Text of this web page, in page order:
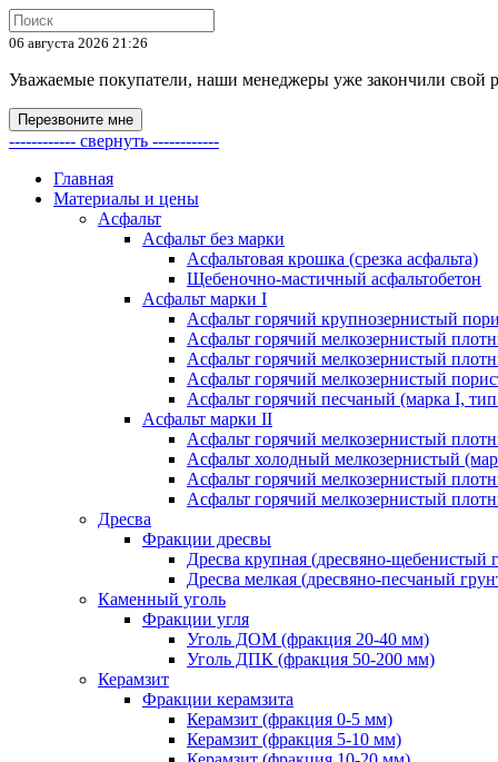
06 августа 2026 21:26
Уважаемые покупатели, наши менеджеры уже закончили свой
Перезвоните мне
------------ свернуть ------------
Главная
Материалы и цены
Асфальт
Асфальт без марки
Асфальтовая крошка (срезка асфальта)
Щебеночно-мастичный асфальтобетон
Асфальт марки I
Асфальт горячий крупнозернистый
Асфальт горячий мелкозернистый
Асфальт горячий мелкозернистый
Асфальт горячий мелкозернистый
Асфальт горячий песчаный (марка I,
Асфальт марки II
Асфальт горячий мелкозернистый
Асфальт холодный мелкозернистый
Асфальт горячий мелкозернистый
Асфальт горячий мелкозернистый
Дресва
Фракции дресвы
Дресва крупная (дресвяно-щебенистый
Дресва мелкая (дресвяно-песчаный
Каменный уголь
Фракции угля
Уголь ДОМ (фракция 20-40 мм)
Уголь ДПК (фракция 50-200 мм)
Керамзит
Фракции керамзита
Керамзит (фракция 0-5 мм)
Керамзит (фракция 5-10 мм)